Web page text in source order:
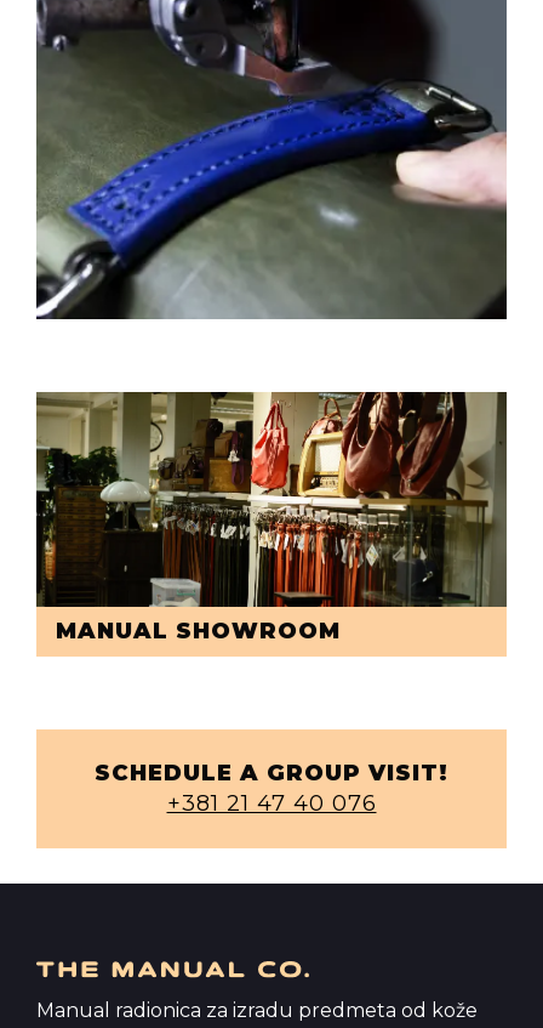
MANUAL SHOWROOM
SCHEDULE A GROUP VISIT!
+381 21 47 40 076
Manual radionica za izradu predmeta od kože